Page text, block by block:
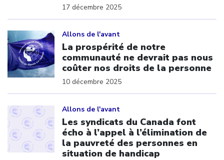
17 décembre 2025
Allons de l'avant
La prospérité de notre
communauté ne devrait pas nous
coûter nos droits de la personne
10 décembre 2025
Allons de l'avant
Les syndicats du Canada font
écho à l’appel à l’élimination de
la pauvreté des personnes en
situation de handicap